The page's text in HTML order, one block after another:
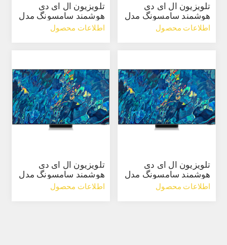
تلویزیون ال ای دی
هوشمند سامسونگ مدل
QN85C سایز 75 اینچ
اطلاعات محصول
تلویزیون ال ای دی
هوشمند سامسونگ مدل
QN95B سایز 65 اینچ
اطلاعات محصول
تلویزیون ال ای دی
هوشمند سامسونگ مدل
QN95B سایز 75 اینچ
اطلاعات محصول
تلویزیون ال ای دی
هوشمند سامسونگ مدل
QN95B سایز 55 اینچ
اطلاعات محصول